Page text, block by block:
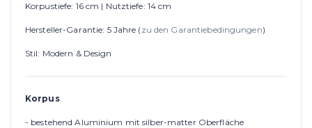
Korpustiefe: 16 cm | Nutztiefe: 14 cm
Hersteller-Garantie: 5 Jahre ( zu den Garantiebedingungen)
Stil: Modern & Design
Korpus
- bestehend Aluminium mit silber-matter Oberfläche